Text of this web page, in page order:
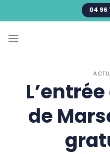
au
04 96
de